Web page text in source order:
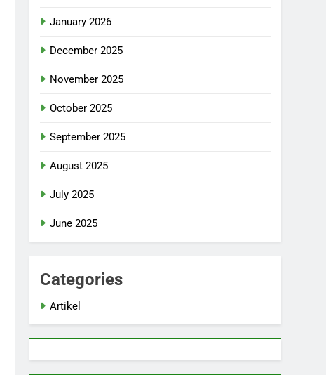
January 2026
December 2025
November 2025
October 2025
September 2025
August 2025
July 2025
June 2025
Categories
Artikel